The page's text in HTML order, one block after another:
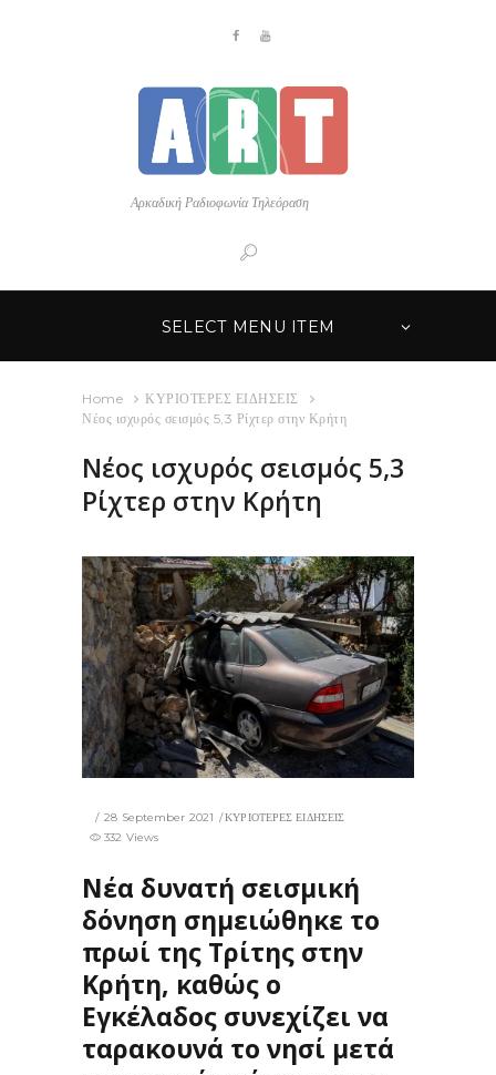
Αρκαδική Ραδιοφωνία Τηλεόραση
SELECT MENU ITEM
Home
ΚΥΡΙΟΤΕΡΕΣ ΕΙΔΗΣΕΙΣ
Νέος ισχυρός σεισμός 5,3 Ρίχτερ στην Κρήτη
Νέος ισχυρός σεισμός 5,3
Ρίχτερ στην Κρήτη
28 September 2021
ΚΥΡΙΟΤΕΡΕΣ ΕΙΔΗΣΕΙΣ
332 Views
Νέα δυνατή σεισμική
δόνηση σημειώθηκε το
πρωί της Τρίτης στην
Κρήτη, καθώς ο
Εγκέλαδος συνεχίζει να
ταρακουνά το νησί μετά